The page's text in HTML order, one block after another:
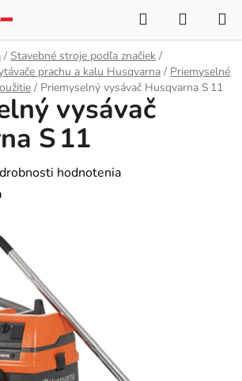
Hľadať
KOŠÍK
/ Stavebné stroje podľa značiek /
prachu a kalu Husqvarna / Priemyselné
/ Priemyselný vysávač Husqvarna S 11
vysávač
S 11
hodnotenia